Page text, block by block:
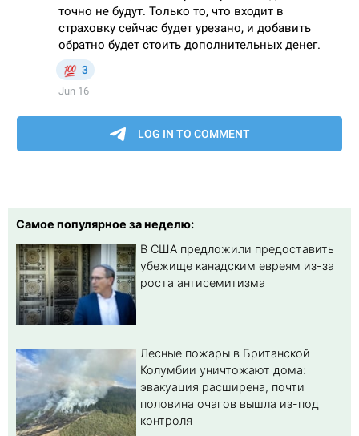
Самое популярное за неделю:
В США предложили предоставить
убежище канадским евреям из-за
роста антисемитизма
Лесные пожары в Британской
Колумбии уничтожают дома:
эвакуация расширена, почти
половина очагов вышла из-под
контроля